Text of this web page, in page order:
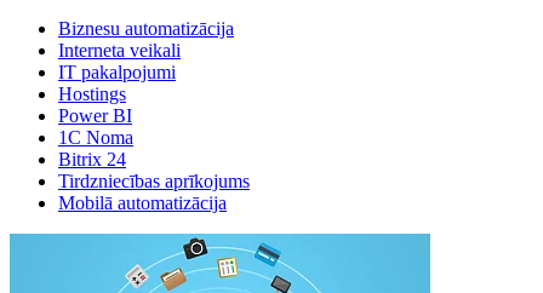
Biznesu automatizācija
Interneta veikali
IT pakalpojumi
Hostings
Power BI
1C Noma
Bitrix 24
Tirdzniecības aprīkojums
Mobilā automatizācija